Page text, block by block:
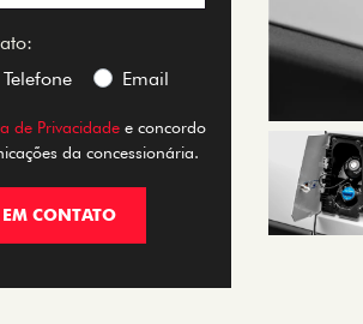
Telefone Email
de Privacidade e concordo
da concessionária.
EM CONTATO